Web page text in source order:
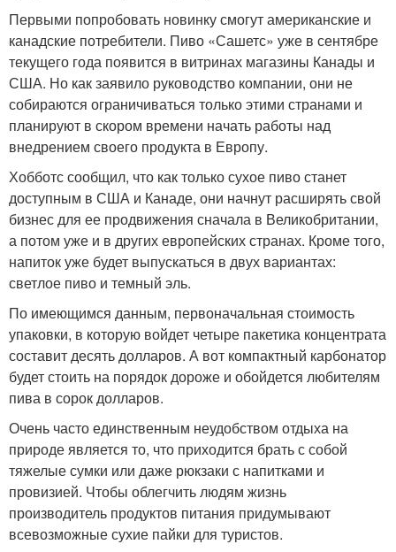
Первыми попробовать новинку смогут американские и
канадские потребители. Пиво «Сашетс» уже в сентябре
текущего года появится в витринах магазины Канады и
США. Но как заявило руководство компании, они не
собираются ограничиваться только этими странами и
планируют в скором времени начать работы над
внедрением своего продукта в Европу.
Хобботс сообщил, что как только сухое пиво станет
доступным в США и Канаде, они начнут расширять свой
бизнес для ее продвижения сначала в Великобритании,
а потом уже и в других европейских странах. Кроме того,
напиток уже будет выпускаться в двух вариантах:
светлое пиво и темный эль.
По имеющимся данным, первоначальная стоимость
упаковки, в которую войдет четыре пакетика концентрата
составит десять долларов. А вот компактный карбонатор
будет стоить на порядок дороже и обойдется любителям
пива в сорок долларов.
Очень часто единственным неудобством отдыха на
природе является то, что приходится брать с собой
тяжелые сумки или даже рюкзаки с напитками и
провизией. Чтобы облегчить людям жизнь
производитель продуктов питания придумывают
всевозможные сухие пайки для туристов.